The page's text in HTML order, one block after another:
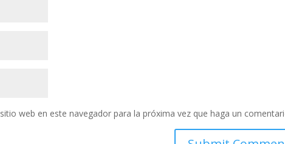
web en este navegador para la próxima vez que haga un